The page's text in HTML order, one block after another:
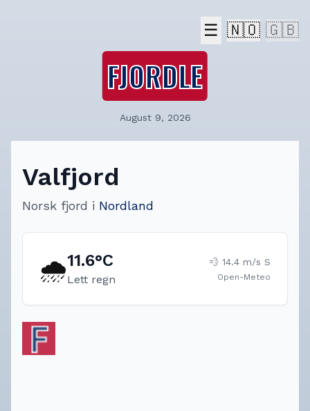
☰ 🇳🇴 🇬🇧
FJORDLE
August 9, 2026
Valfjord
Norsk fjord i Nordland
🌧️11.6°C
Lett regn
💨 14.4 m/s S
Open-Meteo